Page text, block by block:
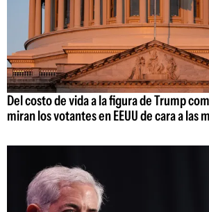
Del costo de vida a la figura de Trump
miran los votantes en EEUU de cara a las